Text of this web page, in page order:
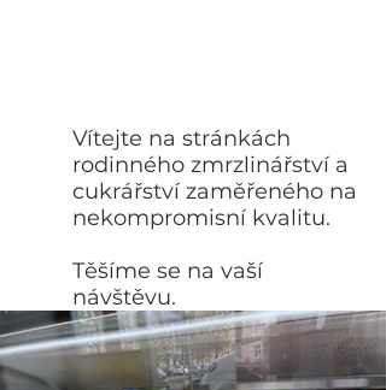
Vítejte na stránkách
rodinného zmrzlinářství a
cukrářství zaměřeného na
nekompromisní kvalitu.
Těšíme se na vaší
návštěvu.